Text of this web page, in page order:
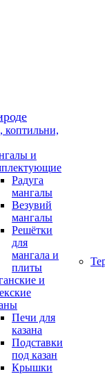
коптильни,
и
Радуга
мангалы
Везувий
мангалы
Решётки
для
мангала и
плиты
и
Печи для
казана
Подставки
под казан
Крышки